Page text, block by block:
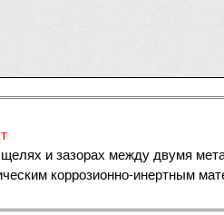
и зазорах между двумя
коррозионно-инертным